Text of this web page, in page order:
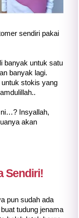
sendiri pakai
banyak untuk satu
banyak lagi.
stokis yang
ni…? Insyallah,
akan
Sendiri!
pun sudah ada
tudung jenama